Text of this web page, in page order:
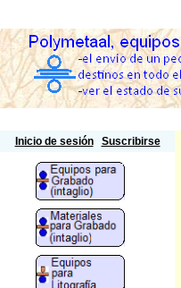
Inicio de sesión Suscribirse